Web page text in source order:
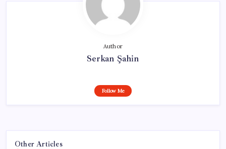
Author
Serkan Şahin
Follow Me
Other Articles